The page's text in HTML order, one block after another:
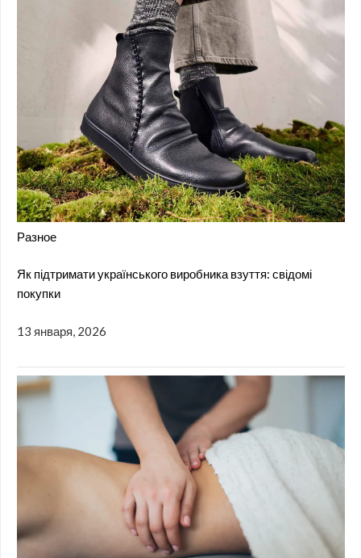
Разное
Як підтримати українського виробника взуття: свідомі
покупки
13 января, 2026